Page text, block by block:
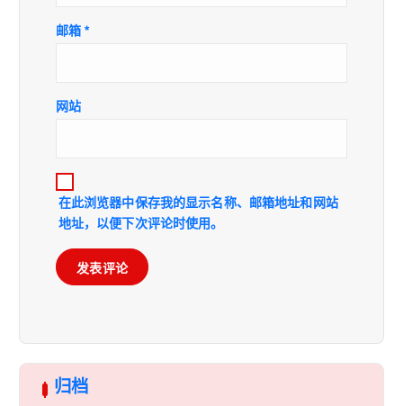
邮箱 *
网站
在此浏览器中保存我的显示名称、邮箱地址和网站
地址，以便下次评论时使用。
归档